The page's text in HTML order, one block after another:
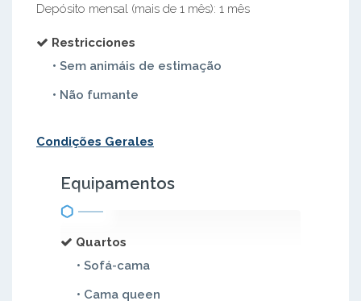
Depósito mensal (mais de 1 mês): 1 mês
Restricciones
• Sem animáis de estimação
• Não fumante
Condições Gerales
Equipamentos
Quartos
• Sofá-cama
• Cama queen